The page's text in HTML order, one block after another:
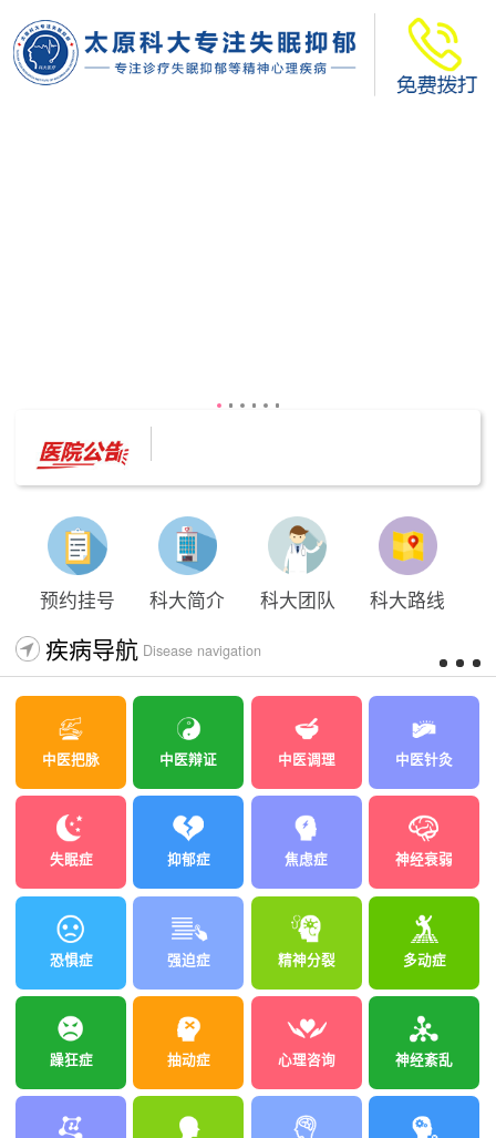
太原科大开展--“心理隐患也是安全隐患”讲座”
太原科大开展心理沙盘团体体验系列公益活动
预约挂号 科大简介 科大团队 科大路线
疾病导航 Disease navigation
中医把脉 中医辩证 中医调理 中医针灸
失眠症 抑郁症 焦虑症 神经衰弱
恐惧症 强迫症 精神分裂 多动症
躁狂症 抽动症 心理咨询 神经紊乱